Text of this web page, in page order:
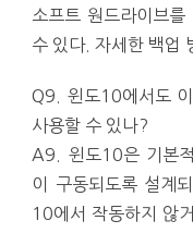
소프트 원드라이브
수 있다. 자세한 백업
Q9. 윈도10에서도
사용할 수 있나?
A9. 윈도10은 기본
이 구동되도록 설계
10에서 작동하지 않